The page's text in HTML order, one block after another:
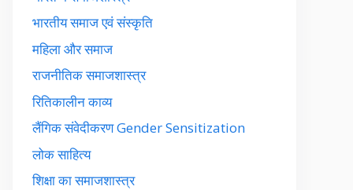
भारतीय समाज एवं संस्कृति
महिला और समाज
राजनीतिक समाजशास्त्र
रितिकालीन काव्य
लैंगिक संवेदीकरण Gender Sensitization
लोक साहित्य
शिक्षा का समाजशास्त्र